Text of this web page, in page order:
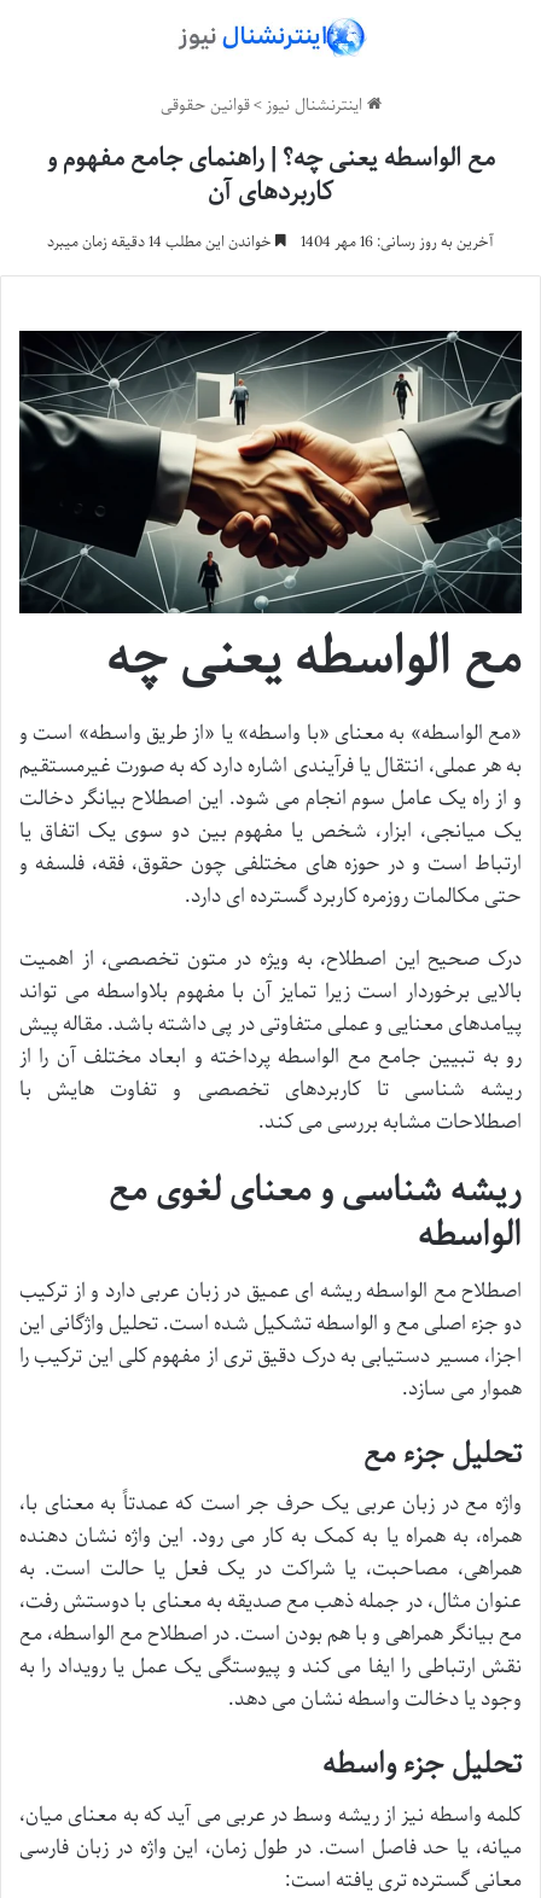
اینترنشنال نیوز>قوانین حقوقی
مع الواسطه یعنی چه؟ | راهنمای جامع مفهوم و
کاربردهای آن
آخرین به روز رسانی: 16 مهر 1404 خواندن این مطلب 14 دقیقه زمان میبرد
مع الواسطه یعنی چه
«مع الواسطه» به معنای «با واسطه» یا «از طریق واسطه» است و
به هر عملی، انتقال یا فرآیندی اشاره دارد که به صورت غیرمستقیم
و از راه یک عامل سوم انجام می شود. این اصطلاح بیانگر دخالت
یک میانجی، ابزار، شخص یا مفهوم بین دو سوی یک اتفاق یا
ارتباط است و در حوزه های مختلفی چون حقوق، فقه، فلسفه و
حتی مکالمات روزمره کاربرد گسترده ای دارد.
درک صحیح این اصطلاح، به ویژه در متون تخصصی، از اهمیت
بالایی برخوردار است زیرا تمایز آن با مفهوم بلاواسطه می تواند
پیامدهای معنایی و عملی متفاوتی در پی داشته باشد. مقاله پیش
رو به تبیین جامع مع الواسطه پرداخته و ابعاد مختلف آن را از
ریشه شناسی تا کاربردهای تخصصی و تفاوت هایش با
اصطلاحات مشابه بررسی می کند.
ریشه شناسی و معنای لغوی مع
الواسطه
اصطلاح مع الواسطه ریشه ای عمیق در زبان عربی دارد و از ترکیب
دو جزء اصلی مع و الواسطه تشکیل شده است. تحلیل واژگانی این
اجزا، مسیر دستیابی به درک دقیق تری از مفهوم کلی این ترکیب را
هموار می سازد.
تحلیل جزء مع
واژه مع در زبان عربی یک حرف جر است که عمدتاً به معنای با،
همراه، به همراه یا به کمک به کار می رود. این واژه نشان دهنده
همراهی، مصاحبت، یا شراکت در یک فعل یا حالت است. به
عنوان مثال، در جمله ذهب مع صدیقه به معنای با دوستش رفت،
مع بیانگر همراهی و با هم بودن است. در اصطلاح مع الواسطه، مع
نقش ارتباطی را ایفا می کند و پیوستگی یک عمل یا رویداد را به
وجود یا دخالت واسطه نشان می دهد.
تحلیل جزء واسطه
کلمه واسطه نیز از ریشه وسط در عربی می آید که به معنای میان،
میانه، یا حد فاصل است. در طول زمان، این واژه در زبان فارسی
معانی گسترده تری یافته است: